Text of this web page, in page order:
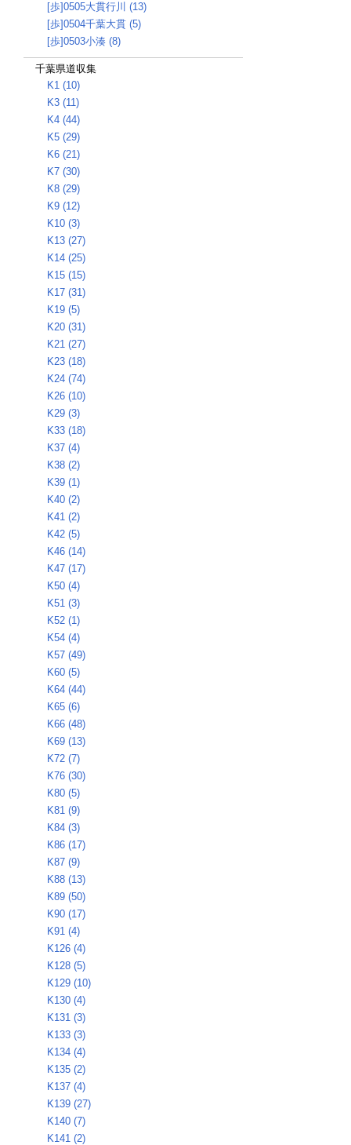
[歩]0505大貫行川 (13)
[歩]0504千葉大貫 (5)
[歩]0503小湊 (8)
千葉県道収集
K1 (10)
K3 (11)
K4 (44)
K5 (29)
K6 (21)
K7 (30)
K8 (29)
K9 (12)
K10 (3)
K13 (27)
K14 (25)
K15 (15)
K17 (31)
K19 (5)
K20 (31)
K21 (27)
K23 (18)
K24 (74)
K26 (10)
K29 (3)
K33 (18)
K37 (4)
K38 (2)
K39 (1)
K40 (2)
K41 (2)
K42 (5)
K46 (14)
K47 (17)
K50 (4)
K51 (3)
K52 (1)
K54 (4)
K57 (49)
K60 (5)
K64 (44)
K65 (6)
K66 (48)
K69 (13)
K72 (7)
K76 (30)
K80 (5)
K81 (9)
K84 (3)
K86 (17)
K87 (9)
K88 (13)
K89 (50)
K90 (17)
K91 (4)
K126 (4)
K128 (5)
K129 (10)
K130 (4)
K131 (3)
K133 (3)
K134 (4)
K135 (2)
K137 (4)
K139 (27)
K140 (7)
K141 (2)